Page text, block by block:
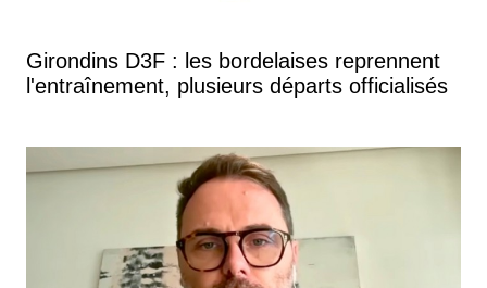
Girondins D3F : les bordelaises reprennent
l'entraînement, plusieurs départs officialisés